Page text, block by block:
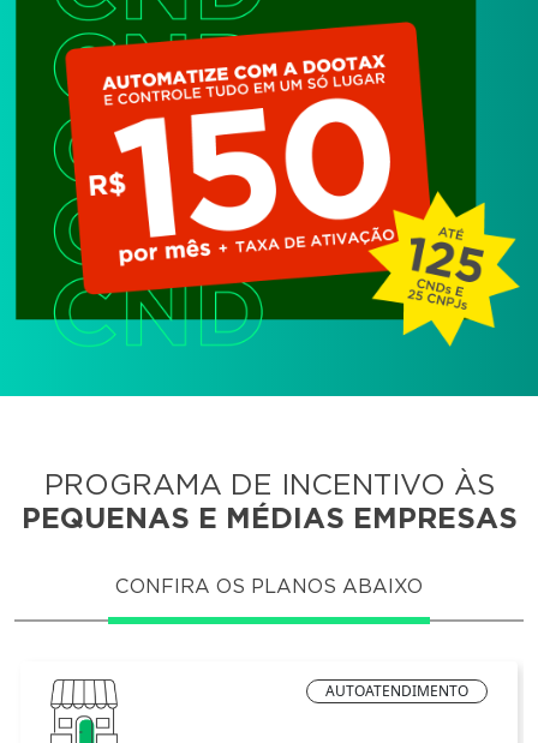
PROGRAMA DE INCENTIVO ÀS
PEQUENAS E MÉDIAS EMPRESAS
CONFIRA OS PLANOS ABAIXO
AUTOATENDIMENTO